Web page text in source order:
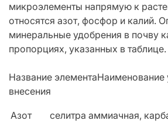
микроэлементы напрямую к
относятся азот, фосфор и калий.
минеральные удобрения в почву
пропорциях, указанных в таблице.
Название
внесения
Азот селитра аммиачная,